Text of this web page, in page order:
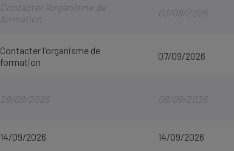
Contacter l'organisme de
formation
03/09/2026
Contacter l'organisme de
formation
07/09/2026
29/08/2026 08/09/2026
14/09/2026 14/09/2026